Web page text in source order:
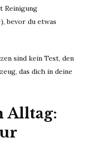
Reinigung
), bevor du etwas
sind kein Test, den
das dich in deine
Alltag: